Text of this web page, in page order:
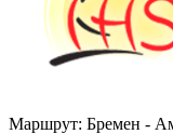
Маршрут: Бремен -